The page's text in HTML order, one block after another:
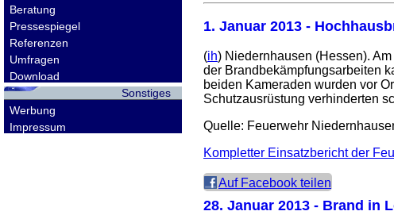
Beratung
Pressespiegel
Referenzen
Umfragen
Download
Sonstiges
Werbung
Impressum
1. Januar 2013 -
(ih) Niedernhausen (Hessen).
der Brandbekämpfungsarbeiten
beiden Kameraden wurden vor
Schutzausrüstung verhinderten
Quelle: Feuerwehr
Kompletter Einsatzbericht der
Auf Facebook teilen
28. Januar 2013 - Brand in